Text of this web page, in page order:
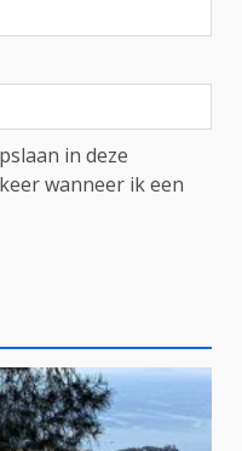
in deze
wanneer ik een